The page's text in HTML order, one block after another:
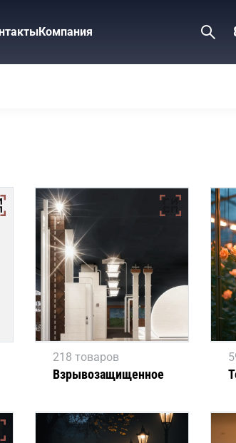
Компания
218 товаров
Взрывозащищенное